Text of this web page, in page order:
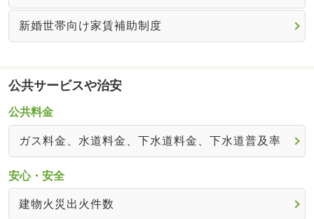
新婚世帯向け家賃補助制度
公共サービスや治安
公共料金
ガス料金、水道料金、下水道料金、下水道普及率
安心・安全
建物火災出火件数